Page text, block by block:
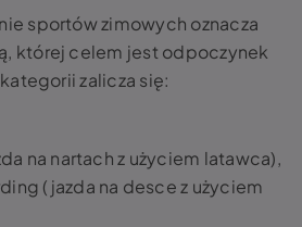
sportów zimowych oznacza
której celem jest odpoczynek
zalicza się:
na nartach z użyciem latawca),
(jazda na desce z użyciem